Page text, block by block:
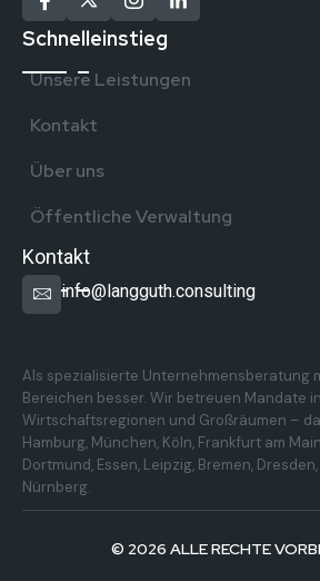
Schnelleinstieg
Unsere Leistungen
Kontakt
Über uns
Öffentliche Verwaltung
Kontakt
info@langguth.consulting
Als spezialisierte Unternehmensberatung
Bereichen besser. Wir betreuen Mandate
Wirtschaftsregionen und Großräumen –
Hamburg, München, Köln, Frankfurt am
Dortmund, Essen, Leipzig, Bremen,
Nürnberg.
© 2026 ALLE RECHTE